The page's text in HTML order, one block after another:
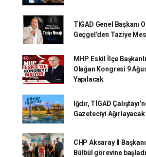
TİGAD Genel Başkanı
Geçgel’den Taziye
MHP Eskil İlçe
Olağan Kongresi 9
Yapılacak
Iğdır, TİGAD
Gazeteciyi Ağırlayacak
CHP Aksaray İl
Bülbül görevine başladı